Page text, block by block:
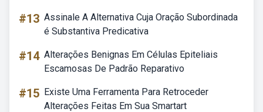
#13 Assinale A Alternativa Cuja Oração Subordinada
é Substantiva Predicativa
#14 Alterações Benignas Em Células Epiteliais
Escamosas De Padrão Reparativo
#15 Existe Uma Ferramenta Para Retroceder
Alterações Feitas Em Sua Smartart